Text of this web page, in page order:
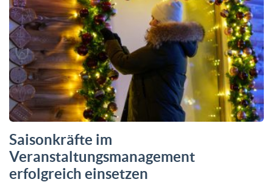
Saisonkräfte im
Veranstaltungsmanagement
erfolgreich einsetzen